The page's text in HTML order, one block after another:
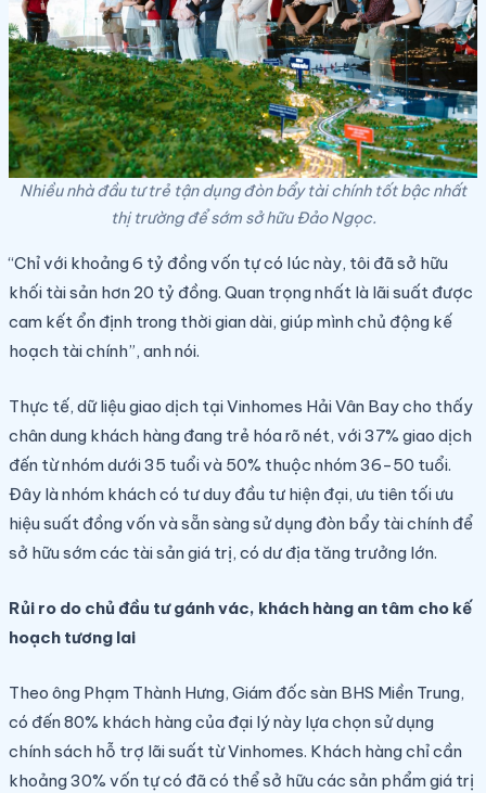
Nhiều nhà đầu tư trẻ tận dụng đòn bẩy tài chính tốt bậc nhất
thị trường để sớm sở hữu Đảo Ngọc.
“Chỉ với khoảng 6 tỷ đồng vốn tự có lúc này, tôi đã sở hữu
khối tài sản hơn 20 tỷ đồng. Quan trọng nhất là lãi suất được
cam kết ổn định trong thời gian dài, giúp mình chủ động kế
hoạch tài chính”, anh nói.
Thực tế, dữ liệu giao dịch tại Vinhomes Hải Vân Bay cho thấy
chân dung khách hàng đang trẻ hóa rõ nét, với 37% giao dịch
đến từ nhóm dưới 35 tuổi và 50% thuộc nhóm 36-50 tuổi.
Đây là nhóm khách có tư duy đầu tư hiện đại, ưu tiên tối ưu
hiệu suất đồng vốn và sẵn sàng sử dụng đòn bẩy tài chính để
sở hữu sớm các tài sản giá trị, có dư địa tăng trưởng lớn.
Rủi ro do chủ đầu tư gánh vác, khách hàng an tâm cho kế
hoạch tương lai
Theo ông Phạm Thành Hưng, Giám đốc sàn BHS Miền Trung,
có đến 80% khách hàng của đại lý này lựa chọn sử dụng
chính sách hỗ trợ lãi suất từ Vinhomes. Khách hàng chỉ cần
khoảng 30% vốn tự có đã có thể sở hữu các sản phẩm giá trị